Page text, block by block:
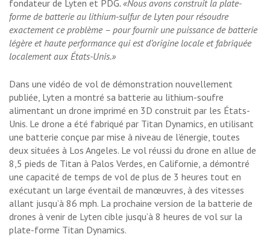
fondateur de Lyten et PDG. «Nous avons construit la plate-
forme de batterie au lithium-sulfur de Lyten pour résoudre
exactement ce problème – pour fournir une puissance de batterie
légère et haute performance qui est d’origine locale et fabriquée
localement aux États-Unis.»
Dans une vidéo de vol de démonstration nouvellement
publiée, Lyten a montré sa batterie au lithium-soufre
alimentant un drone imprimé en 3D construit par les États-
Unis. Le drone a été fabriqué par Titan Dynamics, en utilisant
une batterie conçue par mise à niveau de l’énergie, toutes
deux situées à Los Angeles. Le vol réussi du drone en allue de
8,5 pieds de Titan à Palos Verdes, en Californie, a démontré
une capacité de temps de vol de plus de 3 heures tout en
exécutant un large éventail de manœuvres, à des vitesses
allant jusqu’à 86 mph. La prochaine version de la batterie de
drones à venir de Lyten cible jusqu’à 8 heures de vol sur la
plate-forme Titan Dynamics.